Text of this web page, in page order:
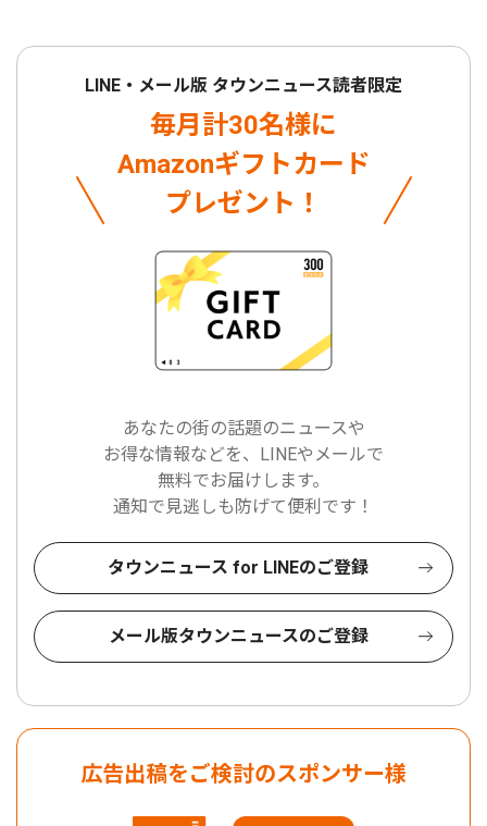
LINE・メール版 タウンニュース読者限定
毎月計30名様に
Amazonギフトカード
プレゼント！
あなたの街の話題のニュースや
お得な情報などを、LINEやメールで
無料でお届けします。
通知で見逃しも防げて便利です！
タウンニュース for LINEのご登録
メール版タウンニュースのご登録
広告出稿をご検討のスポンサー様